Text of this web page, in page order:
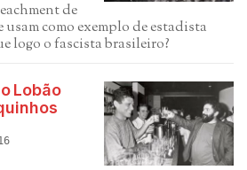
de
como exemplo de estadista
logo o fascista brasileiro?
Lobão